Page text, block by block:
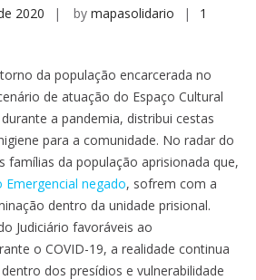
2020 by mapasolidario
1
da população encarcerada no
de atuação do Espaço Cultural
a pandemia, distribui cestas
para a comunidade. No radar do
famílias da população aprisionada que,
Emergencial negado, sofrem com a
dentro da unidade prisional.
Judiciário favoráveis ao
o COVID-19, a realidade continua
dos presídios e vulnerabilidade